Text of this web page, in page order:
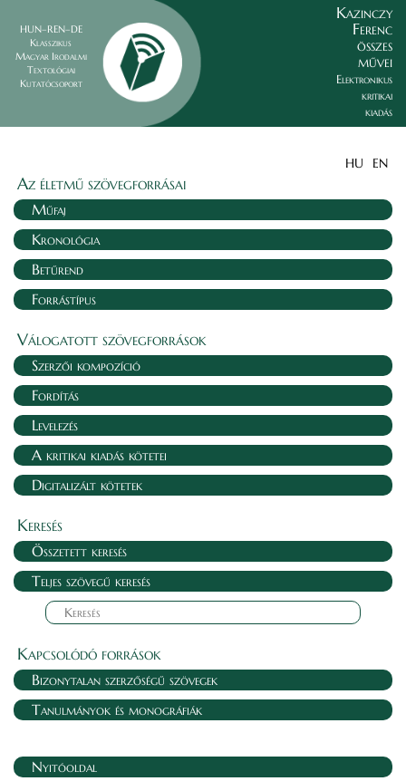
HUN–REN–DE
Klasszikus
Magyar Irodalmi
Textológiai
Kutatócsoport
Kazinczy
Ferenc
összes
művei
Elektronikus
kritikai
kiadás
HU EN
Az életmű szövegforrásai
Műfaj
Kronológia
Betűrend
Forrástípus
Válogatott szövegforrások
Szerzői kompozíció
Fordítás
Levelezés
A kritikai kiadás kötetei
Digitalizált kötetek
Keresés
Összetett keresés
Teljes szövegű keresés
Kapcsolódó források
Bizonytalan szerzőségű szövegek
Tanulmányok és monográfiák
Nyitóoldal